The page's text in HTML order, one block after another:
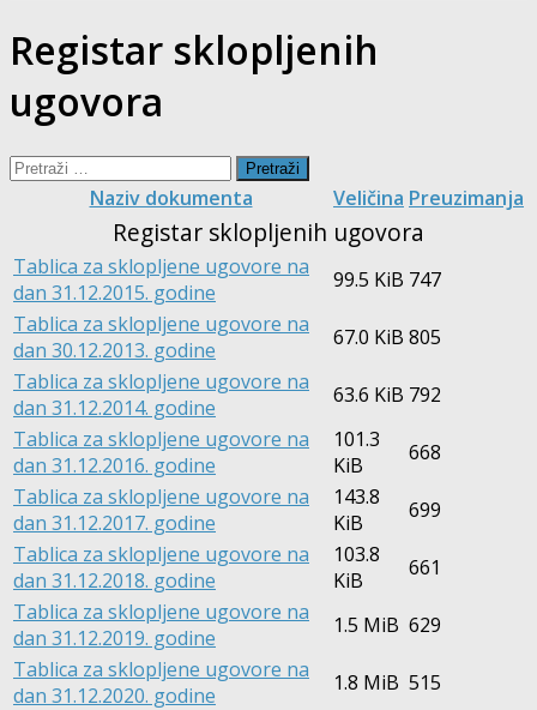
Registar sklopljenih
ugovora
Pretraži:
Naziv dokumenta
Veličina Preuzimanja
Registar sklopljenih ugovora
Tablica za sklopljene ugovore na
dan 31.12.2015. godine
99.5 KiB 747
Tablica za sklopljene ugovore na
dan 30.12.2013. godine
67.0 KiB 805
Tablica za sklopljene ugovore na
dan 31.12.2014. godine
63.6 KiB 792
Tablica za sklopljene ugovore na
dan 31.12.2016. godine
101.3
KiB
668
Tablica za sklopljene ugovore na
dan 31.12.2017. godine
143.8
KiB
699
Tablica za sklopljene ugovore na
dan 31.12.2018. godine
103.8
KiB
661
Tablica za sklopljene ugovore na
dan 31.12.2019. godine
1.5 MiB 629
Tablica za sklopljene ugovore na
dan 31.12.2020. godine
1.8 MiB 515